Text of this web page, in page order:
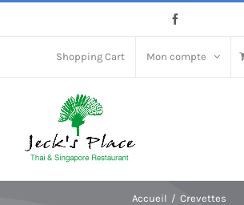
Shopping Cart Mon compte
Accueil Crevettes